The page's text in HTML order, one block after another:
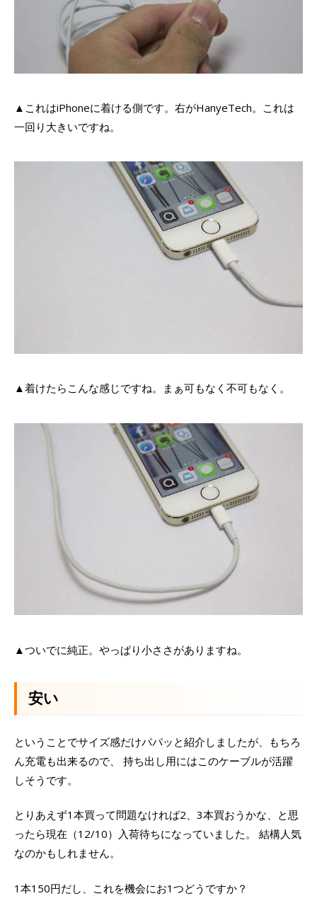
▲これはiPhoneに着ける側です。右がHanyeTech。これは
一回り大きいですね。
▲着けたらこんな感じですね。まぁ可もなく不可もなく。
▲ついでに純正。やっぱり小ささがありますね。
安い
ということでサイズ感だけパパッと紹介しましたが、もちろ
ん充電も出来るので、 持ち出し用にはこのケーブルが活躍
しそうです。
とりあえず1本買って問題なければ2、3本買おうかな、と思
ったら現在（12/10）入荷待ちになっていました。 結構人気
なのかもしれません。
1本150円だし、これを機会にお1つどうですか？